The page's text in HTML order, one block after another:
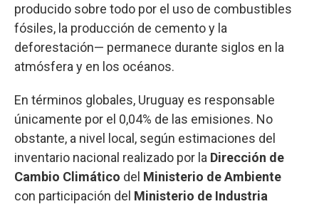
producido sobre todo por el uso de combustibles
fósiles, la producción de cemento y la
deforestación— permanece durante siglos en la
atmósfera y en los océanos.
En términos globales, Uruguay es responsable
únicamente por el 0,04% de las emisiones. No
obstante, a nivel local, según estimaciones del
inventario nacional realizado por la Dirección de
Cambio Climático del Ministerio de Ambiente
con participación del Ministerio de Industria